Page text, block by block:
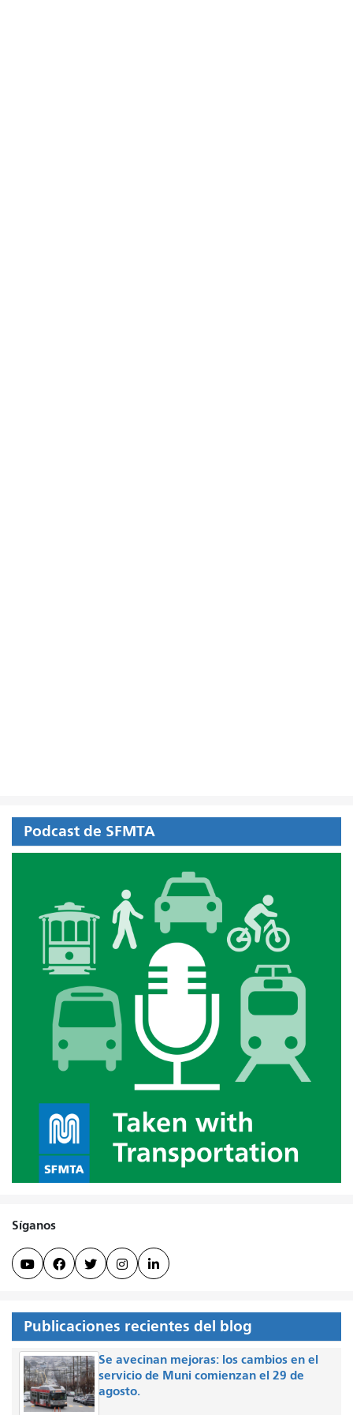
Podcast de SFMTA
Síganos
    
Publicaciones recientes del blog
Se avecinan mejoras: los cambios en el
servicio de Muni comienzan el 29 de
agosto.